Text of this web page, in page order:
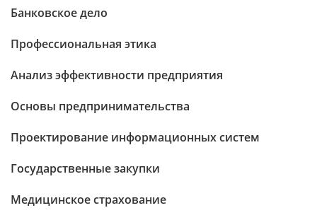
Банковское дело
Профессиональная этика
Анализ эффективности предприятия
Основы предпринимательства
Проектирование информационных систем
Государственные закупки
Медицинское страхование